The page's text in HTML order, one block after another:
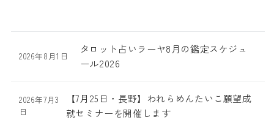
2026年8月1日
タロット占いラーヤ8月の鑑定スケジュ
ール2026
2026年7月3
日
【7月25日・長野】われらめんたいこ願望成
就セミナーを開催します